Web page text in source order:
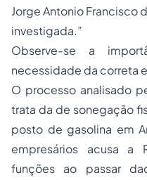
Jorge Antonio Francisco
investigada.”
Observe-se a
necessidade da correta
O processo analisado
trata da de sonegação
posto de gasolina em
empresários acusa a
funções ao passar